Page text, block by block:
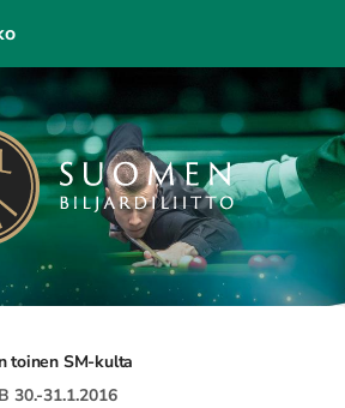
Suomen Biljardiliitto ry
toinen SM-kulta
30.-31.1.2016